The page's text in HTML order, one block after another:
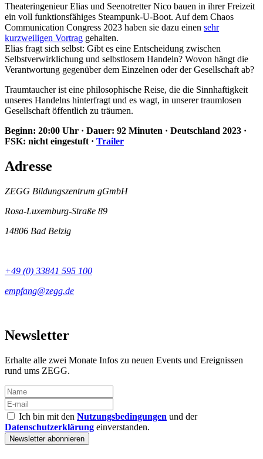
Theateringenieur Elias und Seenotretter Nico bauen in ihrer Freizeit
ein voll funktionsfähiges Steampunk-U-Boot. Auf dem Chaos
Communication Congress 2023 haben sie dazu einen sehr
kurzweiligen Vortrag gehalten.
Elias fragt sich selbst: Gibt es eine Entscheidung zwischen
Selbstverwirklichung und selbstlosem Handeln? Wovon hängt die
Verantwortung gegenüber dem Einzelnen oder der Gesellschaft ab?
Traumtaucher ist eine philosophische Reise, die die Sinnhaftigkeit
unseres Handelns hinterfragt und es wagt, in unserer traumlosen
Gesellschaft öffentlich zu träumen.
Beginn: 20:00 Uhr · Dauer: 92 Minuten · Deutschland 2023 ·
FSK: nicht eingestuft · Trailer
Adresse
ZEGG Bildungszentrum gGmbH
Rosa-Luxemburg-Straße 89
14806 Bad Belzig
+49 (0) 33841 595 100
Newsletter
Erhalte alle zwei Monate Infos zu neuen Events und Ereignissen
rund ums ZEGG.
Ich bin mit den Nutzungsbedingungen und der
Datenschutzerklärung einverstanden.